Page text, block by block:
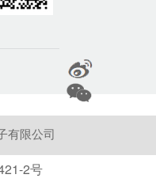
有限公司
2号